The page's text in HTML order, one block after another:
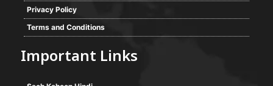
Privacy Policy
Terms and Conditions
Important Links